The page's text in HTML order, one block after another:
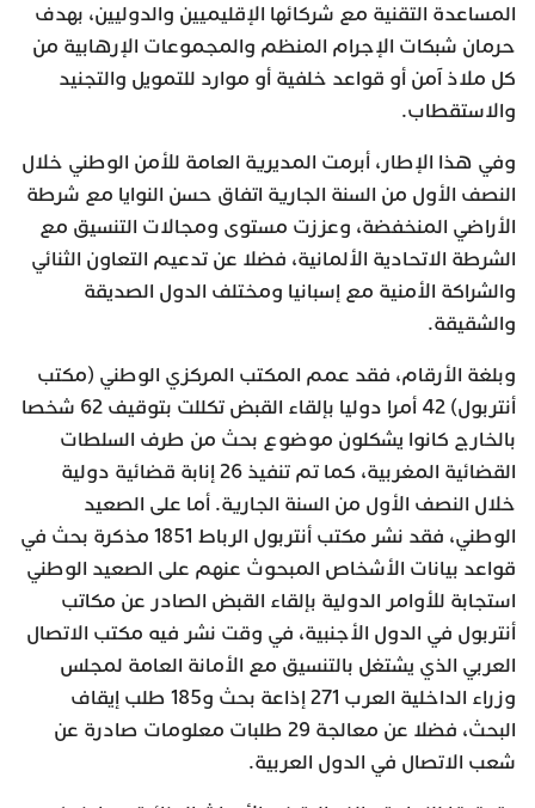
المساعدة التقنية مع شركائها الإقليميين والدوليين، بهدف
حرمان شبكات الإجرام المنظم والمجموعات الإرهابية من
كل ملاذ آمن أو قواعد خلفية أو موارد للتمويل والتجنيد
والاستقطاب.
وفي هذا الإطار، أبرمت المديرية العامة للأمن الوطني خلال
النصف الأول من السنة الجارية اتفاق حسن النوايا مع شرطة
الأراضي المنخفضة، وعززت مستوى ومجالات التنسيق مع
الشرطة الاتحادية الألمانية، فضلا عن تدعيم التعاون الثنائي
والشراكة الأمنية مع إسبانيا ومختلف الدول الصديقة
والشقيقة.
وبلغة الأرقام، فقد عمم المكتب المركزي الوطني (مكتب
أنتربول) 42 أمرا دوليا بإلقاء القبض تكللت بتوقيف 62 شخصا
بالخارج كانوا يشكلون موضوع بحث من طرف السلطات
القضائية المغربية، كما تم تنفيذ 26 إنابة قضائية دولية
خلال النصف الأول من السنة الجارية. أما على الصعيد
الوطني، فقد نشر مكتب أنتربول الرباط 1851 مذكرة بحث في
قواعد بيانات الأشخاص المبحوث عنهم على الصعيد الوطني
استجابة للأوامر الدولية بإلقاء القبض الصادر عن مكاتب
أنتربول في الدول الأجنبية، في وقت نشر فيه مكتب الاتصال
العربي الذي يشتغل بالتنسيق مع الأمانة العامة لمجلس
وزراء الداخلية العرب 271 إذاعة بحث و185 طلب إيقاف
البحث، فضلا عن معالجة 29 طلبات معلومات صادرة عن
شعب الاتصال في الدول العربية.